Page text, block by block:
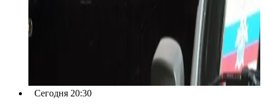
Сегодня 20:30